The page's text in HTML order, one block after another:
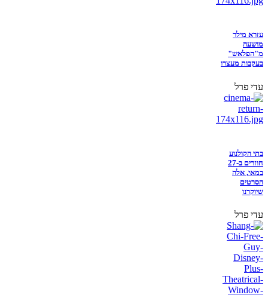
עזרא מילר
מושעה
מ"הפלאש"
בעקבות מעצרו
עדי פרל
בתי הקולנוע
חוזרים ב-27
במאי, אלה
הסרטים
שיוקרנו
עדי פרל